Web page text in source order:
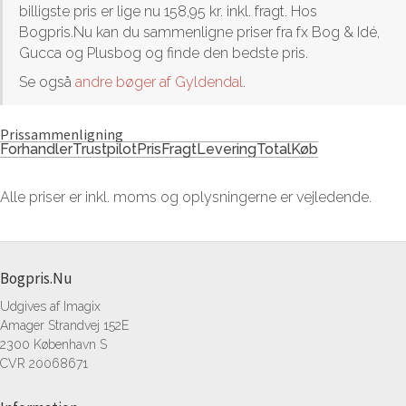
billigste pris er lige nu 158,95 kr. inkl. fragt. Hos
Bogpris.Nu kan du sammenligne priser fra fx Bog & Idé,
Gucca og Plusbog og finde den bedste pris.
Se også andre bøger af Gyldendal
Prissammenligning
ForhandlerTrustpilotPrisFragtLeveringTotalKøb
Alle priser er inkl. moms og oplysningerne er vejledende.
Bogpris.Nu
Udgives af Imagix
Amager Strandvej 152E
2300 København S
CVR 20068671